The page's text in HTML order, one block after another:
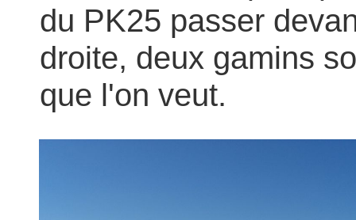
du PK25 passer
droite, deux gamins
que l'on veut.